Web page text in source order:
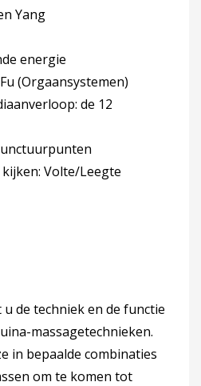
Yang
energie
(Orgaansystemen)
de 12
Volte/Leegte
de techniek en de functie
massagetechnieken.
in bepaalde combinaties
om te komen tot